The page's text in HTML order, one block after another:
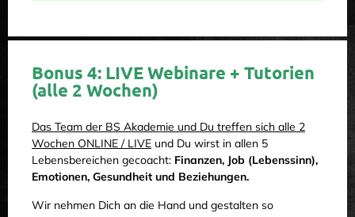
Bonus 4: LIVE Webinare + Tutorien
(alle 2 Wochen)
Das Team der BS Akademie und Du treffen sich alle 2
Wochen ONLINE / LIVE und Du wirst in allen 5
Lebensbereichen gecoacht: Finanzen, Job (Lebenssinn),
Emotionen, Gesundheit und Beziehungen.
Wir nehmen Dich an die Hand und gestalten so